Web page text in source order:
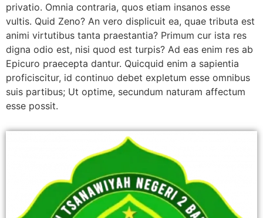
privatio. Omnia contraria, quos etiam insanos esse
vultis. Quid Zeno? An vero displicuit ea, quae tributa est
animi virtutibus tanta praestantia? Primum cur ista res
digna odio est, nisi quod est turpis? Ad eas enim res ab
Epicuro praecepta dantur. Quicquid enim a sapientia
proficiscitur, id continuo debet expletum esse omnibus
suis partibus; Ut optime, secundum naturam affectum
esse possit.